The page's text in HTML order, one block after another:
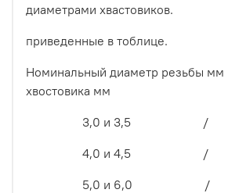
диаметрами хвастовиков.
приведенные в тоблице.
Номинальный диаметр резьбы
хвостовика мм
3,0 и 3,5 /
4,0 и 4,5 /
5,0 и 6,0 /